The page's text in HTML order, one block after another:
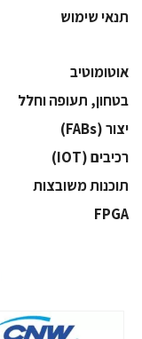
תנאי שימוש
אוטומוטיב
בטחון, תעופה וחלל
‫יצור (‪(FABs‬‬
‫רכיבים‬ (IOT)
‫תוכנות משובצות‬
‫‪FPGA‬‬